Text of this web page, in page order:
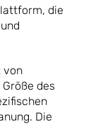
die
von
des
Die